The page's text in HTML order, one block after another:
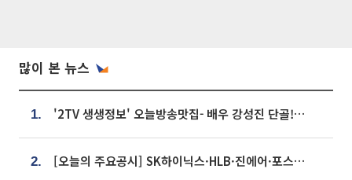
많이 본 뉴스
1. '2TV 생생정보' 오늘방송맛집- 배우 강성진 단골! 쌀국수ㆍ푸팟퐁 커리 맛집 '블○○○'
2. [오늘의 주요공시] SK하이닉스·HLB·진에어·포스코홀딩스·네이버·대우건설 등